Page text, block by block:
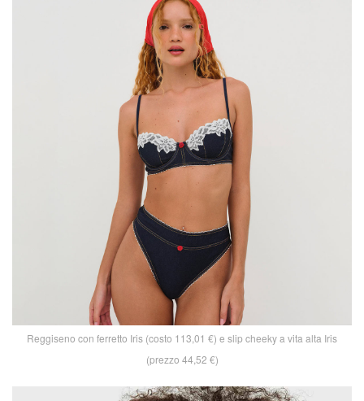
Reggiseno con ferretto Iris (costo 113,01 €) e slip cheeky a vita alta Iris
(prezzo 44,52 €)